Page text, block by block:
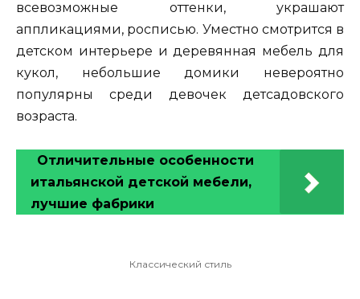
всевозможные оттенки, украшают
аппликациями, росписью. Уместно смотрится в
детском интерьере и деревянная мебель для
кукол, небольшие домики невероятно
популярны среди девочек детсадовского
возраста.
Отличительные особенности
итальянской детской мебели,
лучшие фабрики
Классический стиль